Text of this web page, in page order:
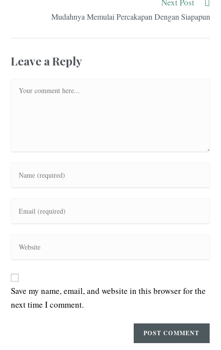
Mudahnya Memulai Percakapan Dengan Siapapun
Leave a Reply
your
username
your
your
URL
(optional)
Save my name, email, and website in this browser for the
next time I comment.